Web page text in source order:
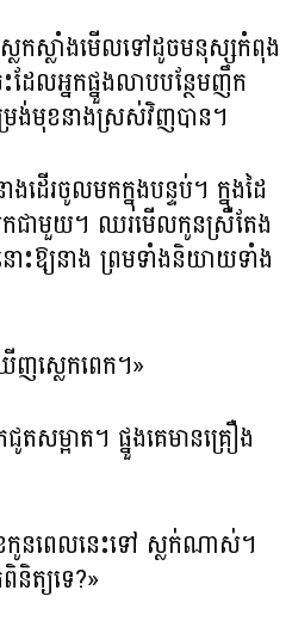
េកស្លាំងមើលទៅដូចមនុស្សកំពុង
ដែលអ្នកផ្នួងលាបបន្ថែមញឹក
ង់មុខនាងស្រស់វិញបាន។
ើរចូលមកក្នុងបន្ទប់។ ក្នុងដៃ
កជាមួយ។ ឈរមើលកូនស្រីតែង
ះឱ្យនាង ព្រមទាំងនិយាយទាំង
ញស្លេកពេក។»
សម្អាត។ ផ្នួងគេមានគ្រឿង
នពេលនេះទៅ ស្លក់ណាស់។
ត្យទេ?»